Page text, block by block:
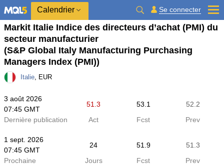
Calendrier Se connecter
Markit Italie Indice des directeurs d’achat (PMI) du
secteur manufacturier
(S&P Global Italy Manufacturing Purchasing
Managers Index (PMI))
Italie, EUR
3 août 2026
07:45 GMT
51.3 53.1
52.2
Dernière publication
Act Fcst Prev
1 sept. 2026
07:45 GMT
24 51.9
51.3
Prochaine
Jours Fcst Prev